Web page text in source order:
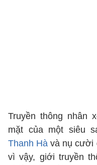
Truyền thông nhân
mặt của một siêu
Thanh Hà và nụ cười
vì vậy, giới truyền